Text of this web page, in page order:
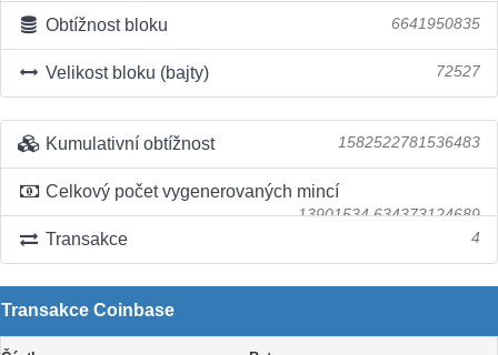
Obtížnost bloku 6641950835
Velikost bloku (bajty) 72527
Kumulativní obtížnost 1582522781536483
Celkový počet vygenerovaných mincí
13901534.634373124689
Transakce 4
Transakce Coinbase